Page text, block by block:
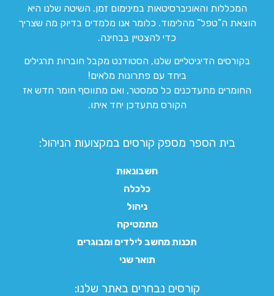
המכללות והאוניברסיטאות במינימום זמן. השיטה שלנו היא
הוצאת ה”טפל” מהלימוד. כלומר אנו מלמדים בדיוק מה שצריך
כדי להצטיין בבחינה.
בקורסים הדיגיטליים שלנו, הסטודנט מקבל חוברות תרגילים
ביחד עם פתרונות מלאים!
החומרים מתעדכנים כל סמסטר, ואם מתווסף חומר חדש אז
הקורס מתעדכן יחד איתו.
בית הספר מספק קורסים במקצועות הניהול:
חשבונאות
כלכלה
ניהול
מתמטיקה
תכנות מחשב לילדים ומבוגרים
תואר שני
קורסים נבחרים באתר שלנו:​